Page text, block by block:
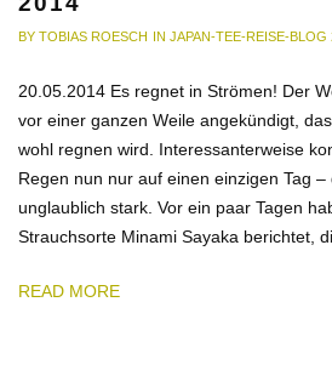
BY TOBIAS ROESCH IN JAPAN-TEE-REISE-BLOG
20.05.2014 Es regnet in Strömen! Der
vor einer ganzen Weile angekündigt,
wohl regnen wird. Interessanterweise
Regen nun nur auf einen einzigen Tag
unglaublich stark. Vor ein paar Tagen
Strauchsorte Minami Sayaka berichtet,
READ MORE